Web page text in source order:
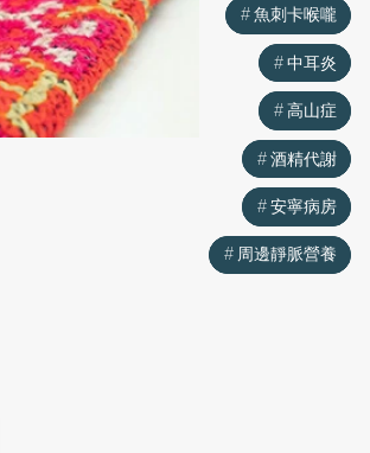
魚刺卡喉嚨
中耳炎
高山症
酒精代謝
安寧病房
周邊靜脈營養
魚刺卡喉嚨
中耳炎
高山症
酒精代謝
安寧病房
周邊靜脈營養